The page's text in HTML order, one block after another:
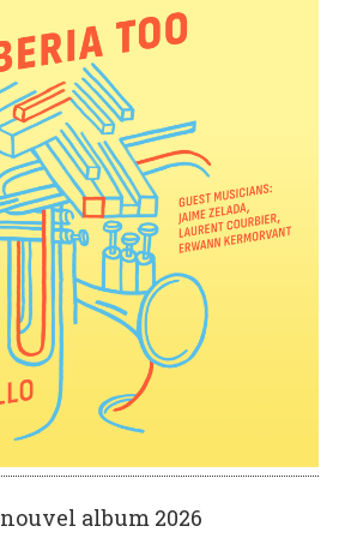
nouvel album 2026